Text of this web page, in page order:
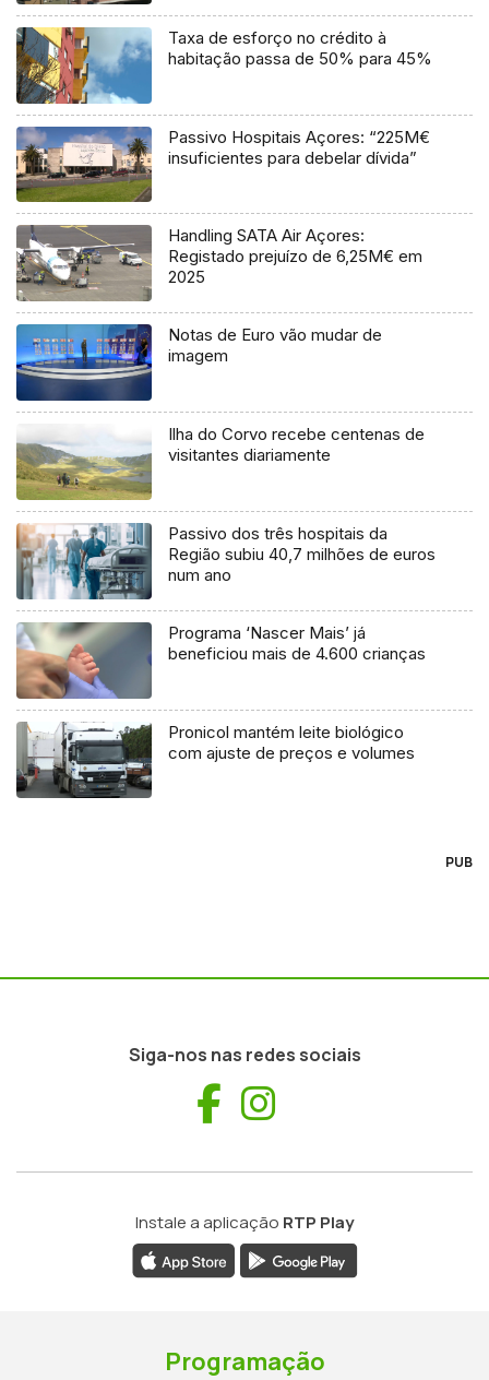
Taxa de esforço no crédito à
habitação passa de 50% para 45%
Passivo Hospitais Açores: “225M€
insuficientes para debelar dívida”
Handling SATA Air Açores:
Registado prejuízo de 6,25M€ em
2025
Notas de Euro vão mudar de
imagem
Ilha do Corvo recebe centenas de
visitantes diariamente
Passivo dos três hospitais da
Região subiu 40,7 milhões de euros
num ano
Programa ‘Nascer Mais’ já
beneficiou mais de 4.600 crianças
Pronicol mantém leite biológico
com ajuste de preços e volumes
PUB
Siga-nos nas redes sociais
Facebook
Instale a aplicação RTP Play
Programação